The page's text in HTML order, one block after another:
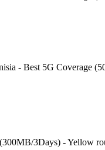
- Best 5G Coverage
3Days) - Yellow